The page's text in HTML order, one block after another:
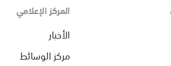
المركز الإعلامي
الأخبار
مركز الوسائط